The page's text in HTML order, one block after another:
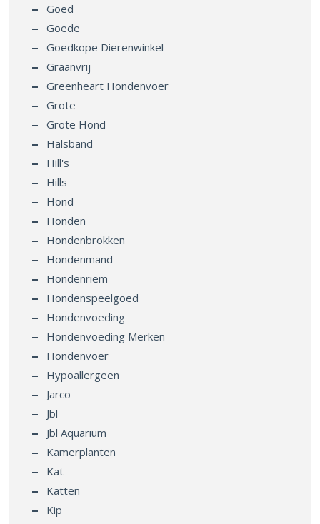
Goed
Goede
Goedkope Dierenwinkel
Graanvrij
Greenheart Hondenvoer
Grote
Grote Hond
Halsband
Hill's
Hills
Hond
Honden
Hondenbrokken
Hondenmand
Hondenriem
Hondenspeelgoed
Hondenvoeding
Hondenvoeding Merken
Hondenvoer
Hypoallergeen
Jarco
Jbl
Jbl Aquarium
Kamerplanten
Kat
Katten
Kip